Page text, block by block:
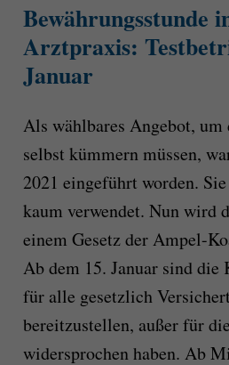
Bewährungsstunde
Arztpraxis:
Januar
Als wählbares Angebot, um
selbst kümmern müssen,
2021 eingeführt worden.
kaum verwendet. Nun wird
einem Gesetz der Ampel-
Ab dem 15. Januar sind die
für alle gesetzlich
bereitzustellen, außer für
widersprochen haben. Ab